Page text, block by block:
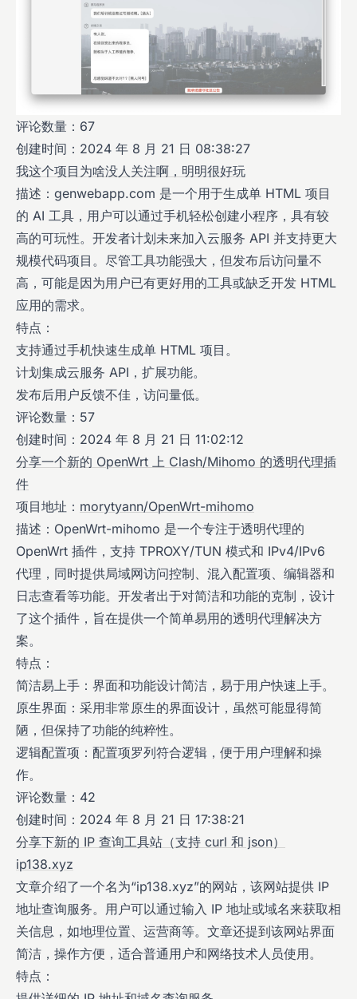
评论数量：67
创建时间：2024 年 8 月 21 日 08:38:27
我这个项目为啥没人关注啊，明明很好玩
描述：genwebapp.com 是一个用于生成单 HTML 项目
的 AI 工具，用户可以通过手机轻松创建小程序，具有较
高的可玩性。开发者计划未来加入云服务 API 并支持更大
规模代码项目。尽管工具功能强大，但发布后访问量不
高，可能是因为用户已有更好用的工具或缺乏开发 HTML
应用的需求。
特点：
支持通过手机快速生成单 HTML 项目。
计划集成云服务 API，扩展功能。
发布后用户反馈不佳，访问量低。
评论数量：57
创建时间：2024 年 8 月 21 日 11:02:12
分享一个新的 OpenWrt 上 Clash/Mihomo 的透明代理插
件
项目地址： morytyann/OpenWrt-mihomo
描述：OpenWrt-mihomo 是一个专注于透明代理的
OpenWrt 插件，支持 TPROXY/TUN 模式和 IPv4/IPv6
代理，同时提供局域网访问控制、混入配置项、编辑器和
日志查看等功能。开发者出于对简洁和功能的克制，设计
了这个插件，旨在提供一个简单易用的透明代理解决方
案。
特点：
简洁易上手：界面和功能设计简洁，易于用户快速上手。
原生界面：采用非常原生的界面设计，虽然可能显得简
陋，但保持了功能的纯粹性。
逻辑配置项：配置项罗列符合逻辑，便于用户理解和操
作。
评论数量：42
创建时间：2024 年 8 月 21 日 17:38:21
分享下新的 IP 查询工具站（支持 curl 和 json）
ip138.xyz
文章介绍了一个名为“ip138.xyz”的网站，该网站提供 IP
地址查询服务。用户可以通过输入 IP 地址或域名来获取相
关信息，如地理位置、运营商等。文章还提到该网站界面
简洁，操作方便，适合普通用户和网络技术人员使用。
特点：